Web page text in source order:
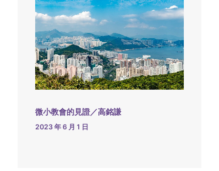
微小教會的見證／高銘謙
2023 年 6 月 1 日